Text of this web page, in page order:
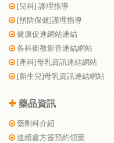
[兒科] 護理指導
[預防保健]護理指導
健康促進網站連結
各科衛教影音連結網站
[產科]母乳資訊連結網站
[新生兒]母乳資訊連結網站
藥品資訊
藥劑科介紹
連續處方簽預約領藥